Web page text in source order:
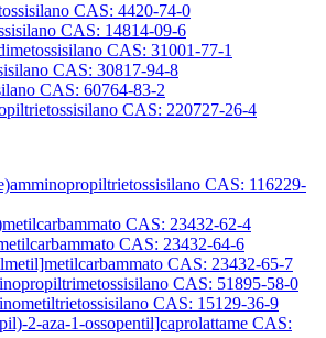
CAS: 4420-74-0
CAS: 14814-09-6
CAS: 31001-77-1
CAS: 30817-94-8
CAS: 60764-83-2
CAS: 220727-26-4
CAS: 116229-
CAS: 23432-62-4
CAS: 23432-64-6
CAS: 23432-65-7
CAS: 51895-58-0
CAS: 15129-36-9
2-aza-1-ossopentil]caprolattame CAS: